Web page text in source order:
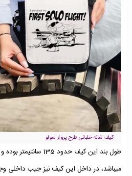
کیف شانه خلبانی طرح پرواز سولو
طول بند این کیف حدود
میباشد، در داخل این کیف نیز جیب داخلی